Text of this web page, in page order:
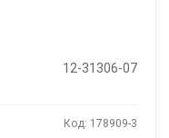
12-31306-07
Код: 178909-3